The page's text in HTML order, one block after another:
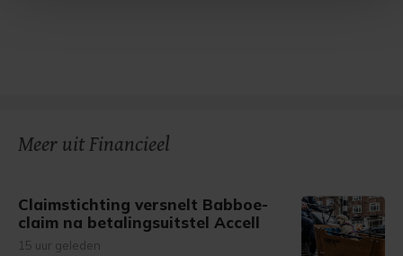
Meer uit Financieel
Claimstichting versnelt Babboe-
claim na betalingsuitstel Accell
15 uur geleden